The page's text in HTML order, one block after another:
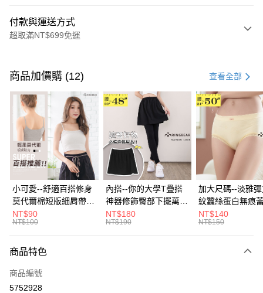
付款與運送方式
超取滿NT$699免運
信用卡一次付款
超商取貨付款
LINE Pay
Apple Pay
街口支付
悠遊付
Google Pay
全盈+PAY
大哥付你分期
【大哥付你分期使用說明】
1.本服務由台灣大哥大提供，台灣大哥大用戶可立即使用無須另外申請。
AFTEE先享後付
商品加價購 (12) 查看全部
小可愛--舒適百搭修身
莫代爾棉短版細肩帶素
色背心(白.黑.灰L-2L)-
U582眼圈熊中大尺碼
NT$90
NT$100
內搭--你的大學T疊搭
神器修飾臀部下擺萬用
內搭裙/遮臀裙(黑2L-
6L)-Q155眼圈熊中大
NT$180
NT$190
加大尺碼--淡雅
紋蠶絲蛋白無痕
角內褲(白.粉.藍.
3L)-L28眼圈熊中
NT$140
NT$150
商品特色
商品編號
5752928